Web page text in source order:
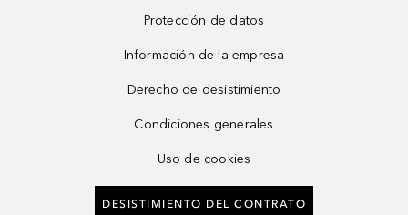
Protección de datos
Información de la empresa
Derecho de desistimiento
Condiciones generales
Uso de cookies
DESISTIMIENTO DEL CONTRATO